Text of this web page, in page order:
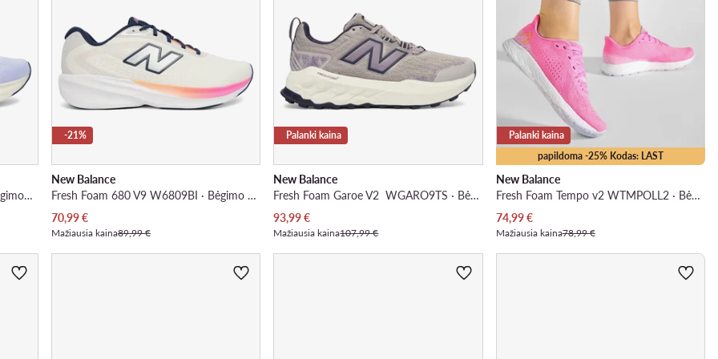
Fresh Foam 680 v9 W6808P8 · Bėgimo batai
-21%
New Balance
Fresh Foam 680 V9 W6809BI · Bėgimo batai
Dabartinė kaina
70,99€
Mažiausia kaina89,99 €
Palanki kaina
New Balance
Fresh Foam Garoe V2 WGARO9TS · Bėgimo batai
Dabartinė kaina
93,99€
Mažiausia kaina107,99 €
papildoma -25% Kodas: LAST
Palanki kaina
New Balance
Fresh Foam Tempo v2 WTMPOLL2 · Bėgimo batai
Dabartinė kaina
74,99€
Mažiausia kaina78,99 €